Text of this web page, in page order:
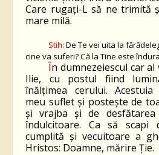
Care rugaţi-L să ne trimită
mare milă.
Stih:De Te vei uita la
cine va suferi? Că la Tine este
În dumnezeiescul car
Ilie, cu postul fiind
înălţimea cerului.
meu suflet şi posteşte de
şi vrajba şi de
îndulcitoare. Ca să scapi
cumplită şi vecuitoare a
Hristos: Doamne, mărire Ţie.